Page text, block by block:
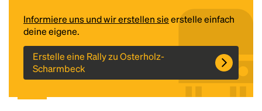
Informiere uns und wir erstellen sieerstelle einfach
deine eigene.
Erstelle eine Rally zu Osterholz-
Scharmbeck
Headline